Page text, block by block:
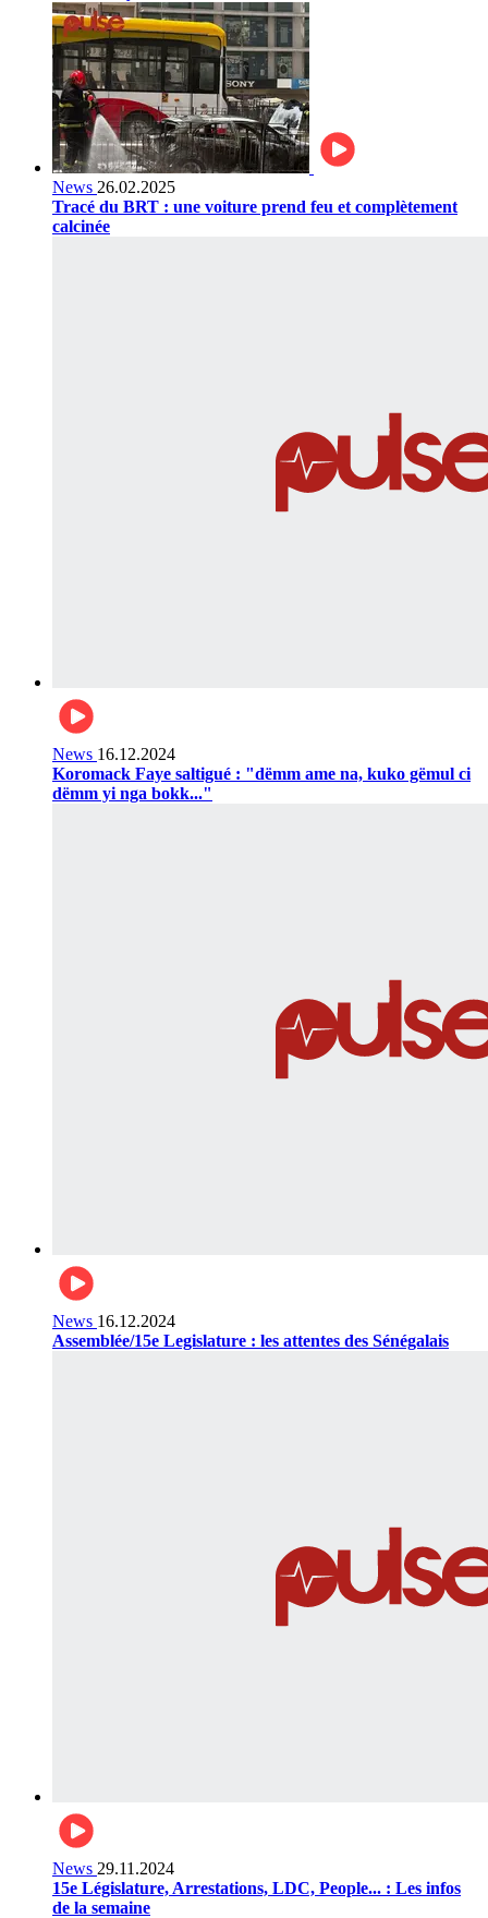
News 26.02.2025
Tracé du BRT : une voiture prend feu et complètement
calcinée
News 16.12.2024
Koromack Faye saltigué : "dëmm ame na, kuko gëmul ci
dëmm yi nga bokk..."
News 16.12.2024
Assemblée/15e Legislature : les attentes des Sénégalais
News 29.11.2024
15e Législature, Arrestations, LDC, People... : Les infos
de la semaine